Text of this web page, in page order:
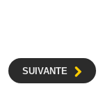
SUIVANTE